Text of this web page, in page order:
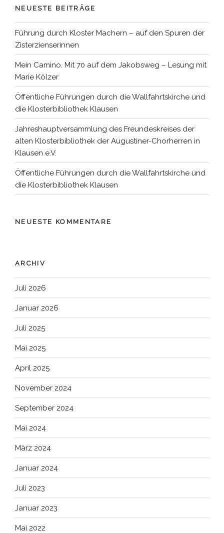
NEUESTE BEITRÄGE
Führung durch Kloster Machern – auf den Spuren der
Zisterzienserinnen
Mein Camino. Mit 70 auf dem Jakobsweg – Lesung mit
Marie Kölzer
Öffentliche Führungen durch die Wallfahrtskirche und
die Klosterbibliothek Klausen
Jahreshauptversammlung des Freundeskreises der
alten Klosterbibliothek der Augustiner-Chorherren in
Klausen e.V.
Öffentliche Führungen durch die Wallfahrtskirche und
die Klosterbibliothek Klausen
NEUESTE KOMMENTARE
ARCHIV
Juli 2026
Januar 2026
Juli 2025
Mai 2025
April 2025
November 2024
September 2024
Mai 2024
März 2024
Januar 2024
Juli 2023
Januar 2023
Mai 2022